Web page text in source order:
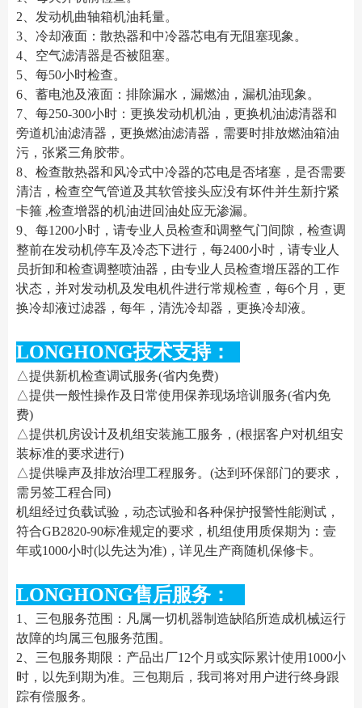
2、发动机曲轴箱机油耗量。
3、冷却液面：散热器和中冷器芯电有无阻塞现象。
4、空气滤清器是否被阻塞。
5、每50小时检查。
6、蓄电池及液面：排除漏水，漏燃油，漏机油现象。
7、每250-300小时：更换发动机机油，更换机油滤清器和
旁道机油滤清器，更换燃油滤清器，需要时排放燃油箱油
污，张紧三角胶带。
8、检查散热器和风冷式中冷器的芯电是否堵塞，是否需要
清洁，检查空气管道及其软管接头应没有坏件并生新拧紧
卡箍 ,检查增器的机油进回油处应无渗漏。
9、每1200小时，请专业人员检查和调整气门间隙，检查调
整前在发动机停车及冷态下进行，每2400小时，请专业人
员折卸和检查调整喷油器，由专业人员检查增压器的工作
状态，并对发动机及发电机件进行常规检查，每6个月，更
换冷却液过滤器，每年，清洗冷却器，更换冷却液。
LONGHONG技术支持：
△提供新机检查调试服务(省内免费)
△提供一般性操作及日常使用保养现场培训服务(省内免
费)
△提供机房设计及机组安装施工服务，(根据客户对机组安
装标准的要求进行)
△提供噪声及排放治理工程服务。(达到环保部门的要求，
需另签工程合同)
机组经过负载试验，动态试验和各种保护报警性能测试，
符合GB2820-90标准规定的要求，机组使用质保期为：壹
年或1000小时(以先达为准)，详见生产商随机保修卡。
LONGHONG售后服务：
1、三包服务范围：凡属一切机器制造缺陷所造成机械运行
故障的均属三包服务范围。
2、三包服务期限：产品出厂12个月或实际累计使用1000小
时，以先到期为准。三包期后，我司将对用户进行终身跟
踪有偿服务。